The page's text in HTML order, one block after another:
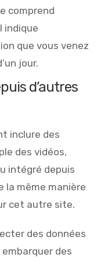
comprend
indique
que vous venez
jour.
d’autres
inclure des
des vidéos,
intégré depuis
la même manière
cet autre site.
des données
des